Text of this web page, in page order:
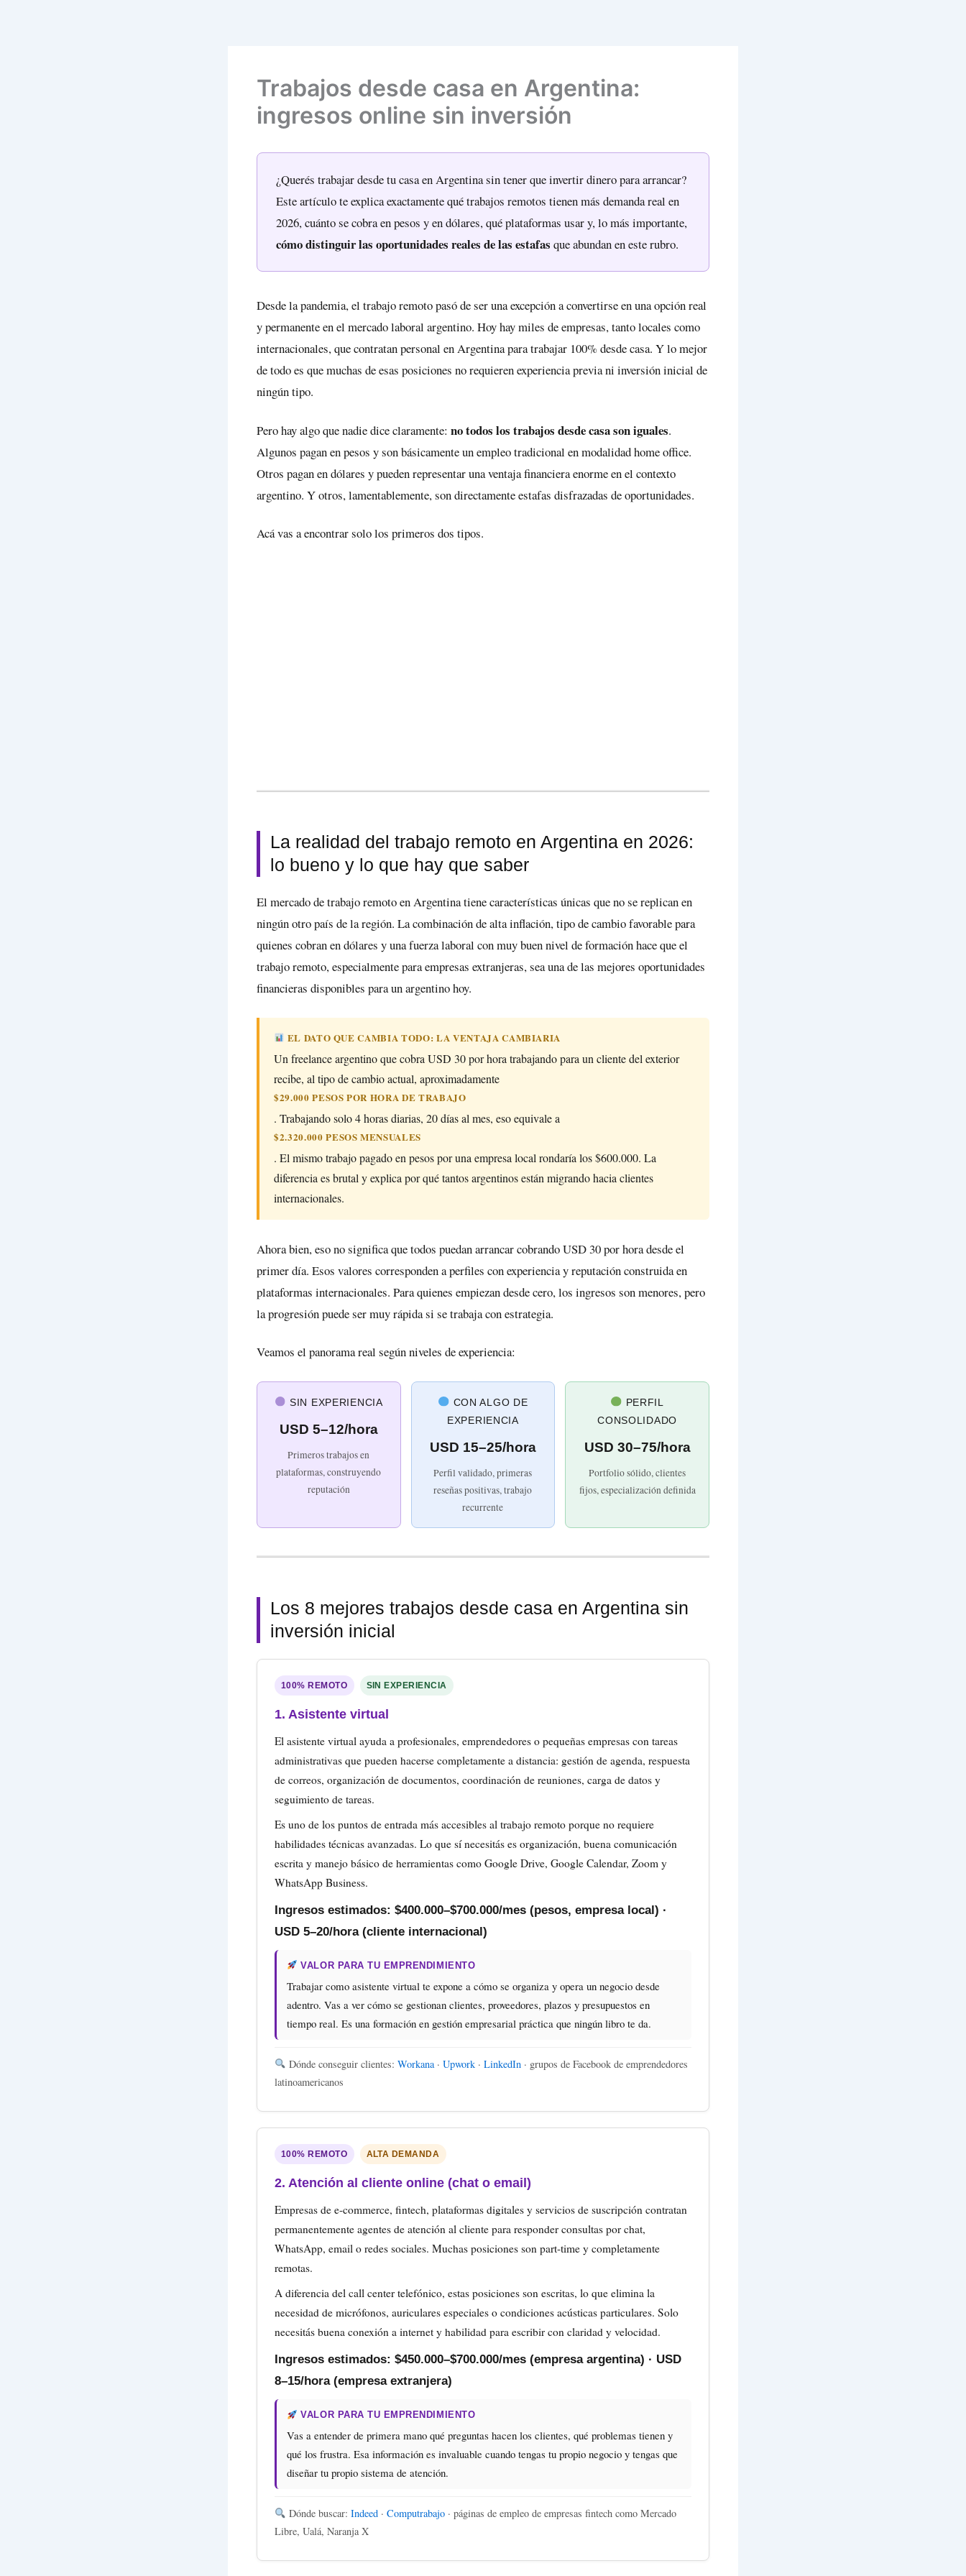
Trabajos desde casa en Argentina:
ingresos online sin inversión
¿Querés trabajar desde tu casa en Argentina sin tener que invertir dinero para arrancar?
Este artículo te explica exactamente qué trabajos remotos tienen más demanda real en
2026, cuánto se cobra en pesos y en dólares, qué plataformas usar y, lo más importante,
cómo distinguir las oportunidades reales de las estafas que abundan en este rubro.
Desde la pandemia, el trabajo remoto pasó de ser una excepción a convertirse en una opción real
y permanente en el mercado laboral argentino. Hoy hay miles de empresas, tanto locales como
internacionales, que contratan personal en Argentina para trabajar 100% desde casa. Y lo mejor
de todo es que muchas de esas posiciones no requieren experiencia previa ni inversión inicial de
ningún tipo.
Pero hay algo que nadie dice claramente: no todos los trabajos desde casa son iguales.
Algunos pagan en pesos y son básicamente un empleo tradicional en modalidad home office.
Otros pagan en dólares y pueden representar una ventaja financiera enorme en el contexto
argentino. Y otros, lamentablemente, son directamente estafas disfrazadas de oportunidades.
Acá vas a encontrar solo los primeros dos tipos.
La realidad del trabajo remoto en Argentina en 2026:
lo bueno y lo que hay que saber
El mercado de trabajo remoto en Argentina tiene características únicas que no se replican en
ningún otro país de la región. La combinación de alta inflación, tipo de cambio favorable para
quienes cobran en dólares y una fuerza laboral con muy buen nivel de formación hace que el
trabajo remoto, especialmente para empresas extranjeras, sea una de las mejores oportunidades
financieras disponibles para un argentino hoy.
EL DATO QUE CAMBIA TODO: LA VENTAJA CAMBIARIA
Un freelance argentino que cobra USD 30 por hora trabajando para un cliente del exterior
recibe, al tipo de cambio actual, aproximadamente
$29.000 PESOS POR HORA DE TRABAJO
. Trabajando solo 4 horas diarias, 20 días al mes, eso equivale a
$2.320.000 PESOS MENSUALES
. El mismo trabajo pagado en pesos por una empresa local rondaría los $600.000. La
diferencia es brutal y explica por qué tantos argentinos están migrando hacia clientes
internacionales.
Ahora bien, eso no significa que todos puedan arrancar cobrando USD 30 por hora desde el
primer día. Esos valores corresponden a perfiles con experiencia y reputación construida en
plataformas internacionales. Para quienes empiezan desde cero, los ingresos son menores, pero
la progresión puede ser muy rápida si se trabaja con estrategia.
Veamos el panorama real según niveles de experiencia:
SIN EXPERIENCIA
USD 5–12/hora
Primeros trabajos en
plataformas, construyendo
reputación
CON ALGO DE
EXPERIENCIA
USD 15–25/hora
Perfil validado, primeras
reseñas positivas, trabajo
recurrente
PERFIL
CONSOLIDADO
USD 30–75/hora
Portfolio sólido, clientes
fijos, especialización definida
Los 8 mejores trabajos desde casa en Argentina sin
inversión inicial
100% REMOTO SIN EXPERIENCIA
1. Asistente virtual
El asistente virtual ayuda a profesionales, emprendedores o pequeñas empresas con tareas
administrativas que pueden hacerse completamente a distancia: gestión de agenda, respuesta
de correos, organización de documentos, coordinación de reuniones, carga de datos y
seguimiento de tareas.
Es uno de los puntos de entrada más accesibles al trabajo remoto porque no requiere
habilidades técnicas avanzadas. Lo que sí necesitás es organización, buena comunicación
escrita y manejo básico de herramientas como Google Drive, Google Calendar, Zoom y
WhatsApp Business.
Ingresos estimados: $400.000–$700.000/mes (pesos, empresa local) ·
USD 5–20/hora (cliente internacional)
VALOR PARA TU EMPRENDIMIENTO
Trabajar como asistente virtual te expone a cómo se organiza y opera un negocio desde
adentro. Vas a ver cómo se gestionan clientes, proveedores, plazos y presupuestos en
tiempo real. Es una formación en gestión empresarial práctica que ningún libro te da.
Dónde conseguir clientes:Workana·Upwork ·LinkedIn · grupos de Facebook de emprendedores
latinoamericanos
100% REMOTO ALTA DEMANDA
2. Atención al cliente online (chat o email)
Empresas de e-commerce, fintech, plataformas digitales y servicios de suscripción contratan
permanentemente agentes de atención al cliente para responder consultas por chat,
WhatsApp, email o redes sociales. Muchas posiciones son part-time y completamente
remotas.
A diferencia del call center telefónico, estas posiciones son escritas, lo que elimina la
necesidad de micrófonos, auriculares especiales o condiciones acústicas particulares. Solo
necesitás buena conexión a internet y habilidad para escribir con claridad y velocidad.
Ingresos estimados: $450.000–$700.000/mes (empresa argentina) · USD
8–15/hora (empresa extranjera)
VALOR PARA TU EMPRENDIMIENTO
Vas a entender de primera mano qué preguntas hacen los clientes, qué problemas tienen y
qué los frustra. Esa información es invaluable cuando tengas tu propio negocio y tengas que
diseñar tu propio sistema de atención.
Dónde buscar:Indeed ·Computrabajo · páginas de empleo de empresas fintech como Mercado
Libre, Ualá, Naranja X